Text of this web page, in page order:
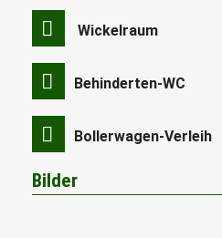
Wickelraum
Behinderten-WC
Bollerwagen-Verleih
Bilder